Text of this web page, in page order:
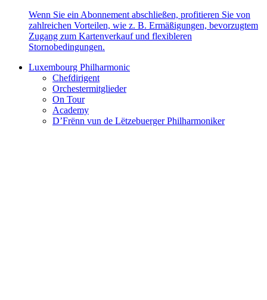
Wenn Sie ein Abonnement abschließen, profitieren Sie von
zahlreichen Vorteilen, wie z. B. Ermäßigungen, bevorzugtem
Zugang zum Kartenverkauf und flexibleren
Stornobedingungen.
Luxembourg Philharmonic
Chefdirigent
Orchestermitglieder
On Tour
Academy
D’Frënn vun de Lëtzebuerger Philharmoniker